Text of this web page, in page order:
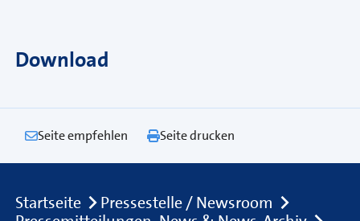
Download
Seite empfehlen Seite drucken
Breadcrumb
Startseite
Pressestelle / Newsroom